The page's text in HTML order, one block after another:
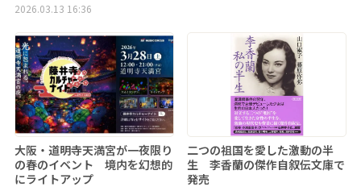
2026.03.13 16:36
大阪・道明寺天満宮が一夜限り
の春のイベント 境内を幻想的
にライトアップ
二つの祖国を愛した激動の半
生 李香蘭の傑作自叙伝文庫で
発売